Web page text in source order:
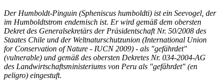
Der Humboldt-Pinguin (Spheniscus humboldti) ist ein Seevogel, der
im Humboldtstrom endemisch ist. Er wird gemäß dem obersten
Dekret des Generalsekretärs der Präsidentschaft Nr. 50/2008 des
Staates Chile und der Weltnaturschutzunion (International Union
for Conservation of Nature - IUCN 2009) - als "gefährdet"
(vulnerable) und gemäß des obersten Dekretes Nr. 034-2004-AG
des Landwirtschaftsministeriums von Peru als "gefährdet" (en
peligro) eingestuft.